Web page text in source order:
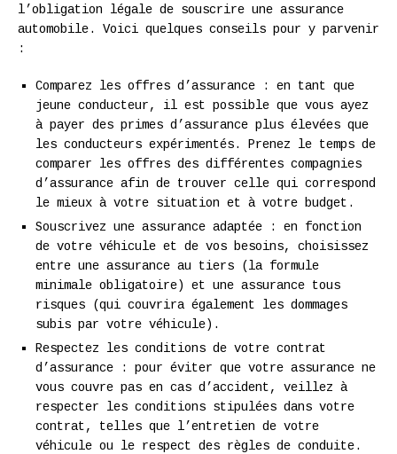
l’obligation légale de souscrire une assurance
automobile. Voici quelques conseils pour y parvenir
:
Comparez les offres d’assurance : en tant que
jeune conducteur, il est possible que vous ayez
à payer des primes d’assurance plus élevées que
les conducteurs expérimentés. Prenez le temps de
comparer les offres des différentes compagnies
d’assurance afin de trouver celle qui correspond
le mieux à votre situation et à votre budget.
Souscrivez une assurance adaptée : en fonction
de votre véhicule et de vos besoins, choisissez
entre une assurance au tiers (la formule
minimale obligatoire) et une assurance tous
risques (qui couvrira également les dommages
subis par votre véhicule).
Respectez les conditions de votre contrat
d’assurance : pour éviter que votre assurance ne
vous couvre pas en cas d’accident, veillez à
respecter les conditions stipulées dans votre
contrat, telles que l’entretien de votre
véhicule ou le respect des règles de conduite.